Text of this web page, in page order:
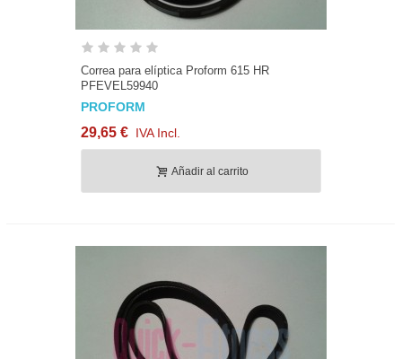
Correa para elíptica Proform 615 HR
PFEVEL59940
PROFORM
29,65 € IVA Incl.
Añadir al carrito